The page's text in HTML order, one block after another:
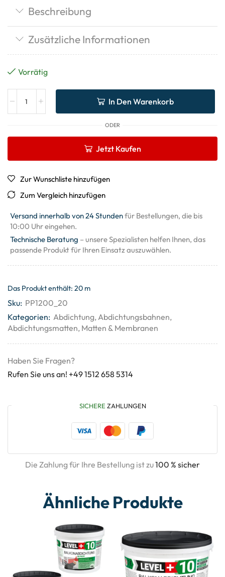
Beschreibung
Zusätzliche Informationen
Vorrätig
In Den Warenkorb
ODER
Jetzt Kaufen
Zur Wunschliste hinzufügen
Zum Vergleich hinzufügen
Versand innerhalb von 24 Stundenfür Bestellungen, die bis
10:00 Uhr eingehen.
Technische Beratung – unsere Spezialisten helfen Ihnen, das
passende Produkt für Ihren Einsatz auszuwählen.
Das Produkt enthält: 20 m
Sku: PP1200_20
Kategorien: Abdichtung,Abdichtungsbahnen,
Abdichtungsmatten, Matten & Membranen
Haben Sie Fragen?
Rufen Sie uns an! +49 1512 658 5314
SICHERE ZAHLUNGEN
Die Zahlung für Ihre Bestellung ist zu100 % sicher
Ähnliche Produkte